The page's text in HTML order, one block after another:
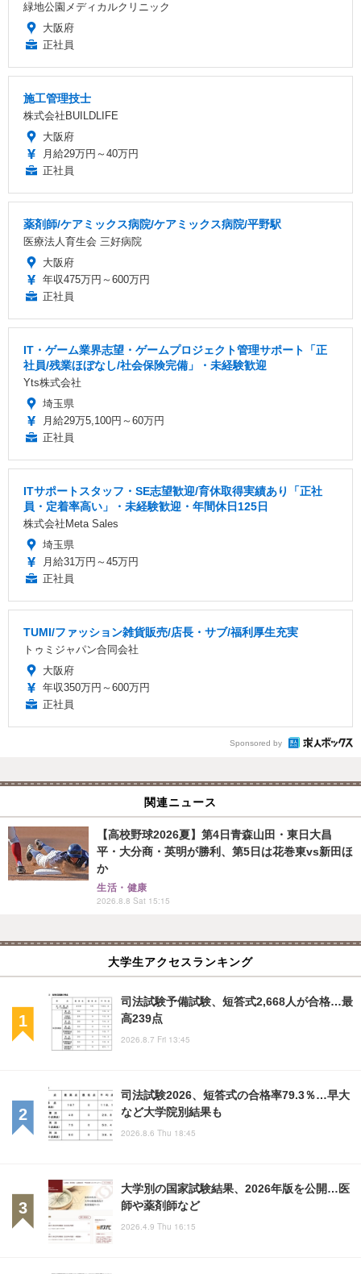
緑地公園メディカルクリニック
大阪府
正社員
施工管理技士
株式会社BUILDLIFE
大阪府
月給29万円～40万円
正社員
薬剤師/ケアミックス病院/ケアミックス病院/平野駅
医療法人育生会 三好病院
大阪府
年収475万円～600万円
正社員
IT・ゲーム業界志望・ゲームプロジェクト管理サポート「正
社員/残業ほぼなし/社会保険完備」・未経験歓迎
Yts株式会社
埼玉県
月給29万5,100円～60万円
正社員
ITサポートスタッフ・SE志望歓迎/育休取得実績あり「正社
員・定着率高い」・未経験歓迎・年間休日125日
株式会社Meta Sales
埼玉県
月給31万円～45万円
正社員
TUMI/ファッション雑貨販売/店長・サブ/福利厚生充実
トゥミジャパン合同会社
大阪府
年収350万円～600万円
正社員
Sponsored by
関連ニュース
【高校野球2026夏】第4日青森山田・東日大昌
平・大分商・英明が勝利、第5日は花巻東vs新田ほ
か
生活・健康
2026.8.8 Sat 15:15
大学生アクセスランキング
司法試験予備試験、短答式2,668人が合格…最
高239点
2026.8.7 Fri 13:45
司法試験2026、短答式の合格率79.3％…早大
など大学院別結果も
2026.8.6 Thu 18:45
大学別の国家試験結果、2026年版を公開…医
師や薬剤師など
2026.4.9 Thu 16:15